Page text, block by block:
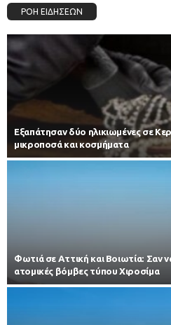
ΡΟΗ ΕΙΔΗΣΕΩΝ
Εξαπάτησαν δύο ηλικιωμένες σε
μικροποσά και κοσμήματα
Φωτιά σε Αττική και Βοιωτία: Σαν
ατομικές βόμβες τύπου Χιροσίμα